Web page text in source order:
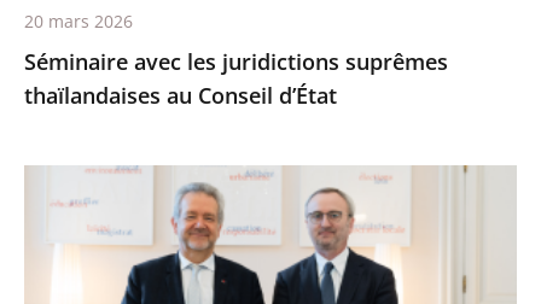
Séminaire avec les juridictions suprêmes
thaïlandaises au Conseil d’État
20 mars 2026
Conseil
d’État